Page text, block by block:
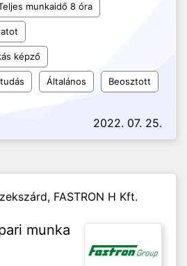
munkaidő 8 óra
képző
Általános Beosztott
2022. 07. 25.
FASTRON H Kft.
munka